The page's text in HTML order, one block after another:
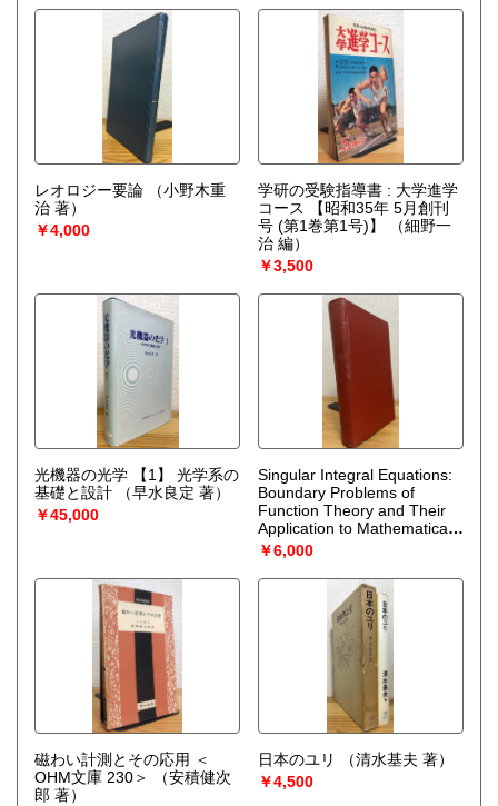
レオロジー要論
（小野木重
治 著）
￥4,000
学研の受験指導書 : 大学進学
コース 【昭和35年 5月創刊
号 (第1巻第1号)】
（細野一
治 編）
￥3,500
光機器の光学 【1】 光学系の
基礎と設計
（早水良定 著）
￥45,000
Singular Integral Equations:
Boundary Problems of
Function Theory and Their
Application to Mathematical
Physics
Muskhelishvili）
￥6,000
磁わい計測とその応用 ＜
OHM文庫 230＞
（安積健次
郎 著）
日本のユリ
（清水基夫 著）
￥4,500